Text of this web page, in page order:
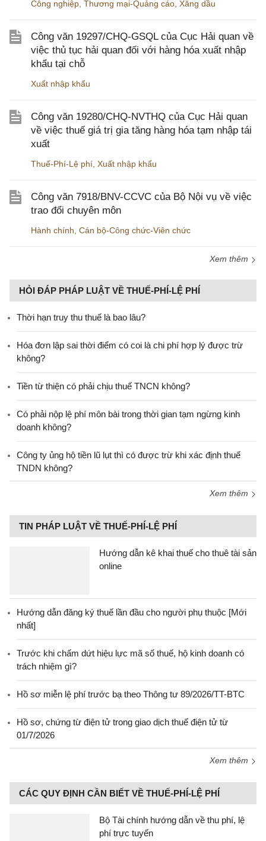
Công nghiệp, Thương mại-Quảng cáo, Xăng dầu
Công văn 19297/CHQ-GSQL của Cục Hải quan về
việc thủ tục hải quan đối với hàng hóa xuất nhập
khẩu tại chỗ
Xuất nhập khẩu
Công văn 19280/CHQ-NVTHQ của Cục Hải quan
về việc thuế giá trị gia tăng hàng hóa tạm nhập tái
xuất
Thuế-Phí-Lệ phí, Xuất nhập khẩu
Công văn 7918/BNV-CCVC của Bộ Nội vụ về việc
trao đổi chuyên môn
Hành chính, Cán bộ-Công chức-Viên chức
Xem thêm
HỎI ĐÁP PHÁP LUẬT VỀ THUẾ-PHÍ-LỆ PHÍ
Thời hạn truy thu thuế là bao lâu?
Hóa đơn lập sai thời điểm có coi là chi phí hợp lý được trừ
không?
Tiền từ thiện có phải chịu thuế TNCN không?
Có phải nộp lệ phí môn bài trong thời gian tạm ngừng kinh
doanh không?
Công ty ủng hộ tiền lũ lụt thì có được trừ khi xác định thuế
TNDN không?
Xem thêm
TIN PHÁP LUẬT VỀ THUẾ-PHÍ-LỆ PHÍ
Hướng dẫn kê khai thuế cho thuê tài sản
online
Hướng dẫn đăng ký thuế lần đầu cho người phụ thuộc [Mới
nhất]
Trước khi chấm dứt hiệu lực mã số thuế, hộ kinh doanh có
trách nhiệm gì?
Hồ sơ miễn lệ phí trước bạ theo Thông tư 89/2026/TT-BTC
Hồ sơ, chứng từ điện tử trong giao dịch thuế điện tử từ
01/7/2026
Xem thêm
CÁC QUY ĐỊNH CẦN BIẾT VỀ THUẾ-PHÍ-LỆ PHÍ
Bộ Tài chính hướng dẫn về thu phí, lệ
phí trực tuyến